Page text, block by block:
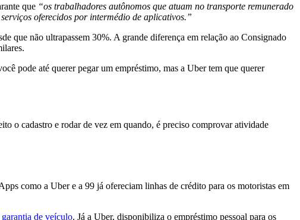
que “os trabalhadores autônomos que atuam no transporte remunerado
oferecidos por intermédio de aplicativos.”
que não ultrapassem 30%. A grande diferença em relação ao Consignado
pode até querer pegar um empréstimo, mas a Uber tem que querer
o cadastro e rodar de vez em quando, é preciso comprovar atividade
como a Uber e a 99 já ofereciam linhas de crédito para os motoristas em
de veículo. Já a Uber, disponibiliza o empréstimo pessoal para os